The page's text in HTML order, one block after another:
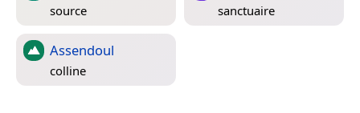
source sanctuaire
Assendoul
colline